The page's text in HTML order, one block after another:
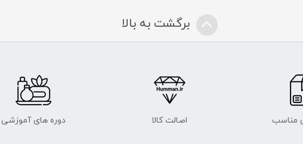
برگشت به بالا
مناسب اصالت کالا دوره های آموزشی